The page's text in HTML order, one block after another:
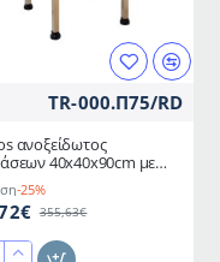
TR-000.Π75/RD
ανοξείδωτος
40x40x90cm με
πλάκα κοπής
πάχους 5cm
-25%
355,63€